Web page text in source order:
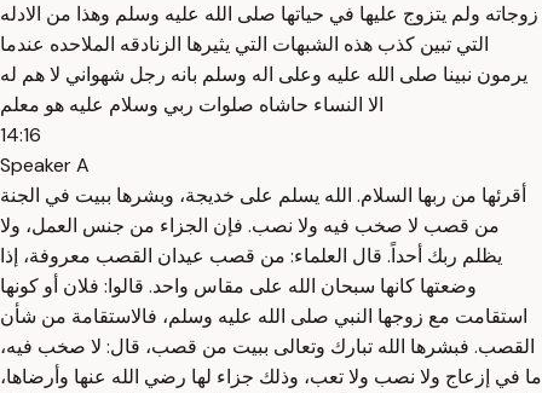
زوجاته ولم يتزوج عليها في حياتها صلى الله عليه وسلم وهذا من الادله
التي تبين كذب هذه الشبهات التي يثيرها الزنادقه الملاحده عندما
يرمون نبينا صلى الله عليه وعلى اله وسلم بانه رجل شهواني لا هم له
الا النساء حاشاه صلوات ربي وسلام عليه هو معلم
14:16
Speaker A
أقرئها من ربها السلام. الله يسلم على خديجة، وبشرها ببيت في الجنة
من قصب لا صخب فيه ولا نصب. فإن الجزاء من جنس العمل، ولا
يظلم ربك أحداً. قال العلماء: من قصب عيدان القصب معروفة، إذا
وضعتها كانها سبحان الله على مقاس واحد. قالوا: فلان أو كونها
استقامت مع زوجها النبي صلى الله عليه وسلم، فالاستقامة من شأن
القصب. فبشرها الله تبارك وتعالى ببيت من قصب، قال: لا صخب فيه،
ما في إزعاج ولا نصب ولا تعب، وذلك جزاء لها رضي الله عنها وأرضاها،